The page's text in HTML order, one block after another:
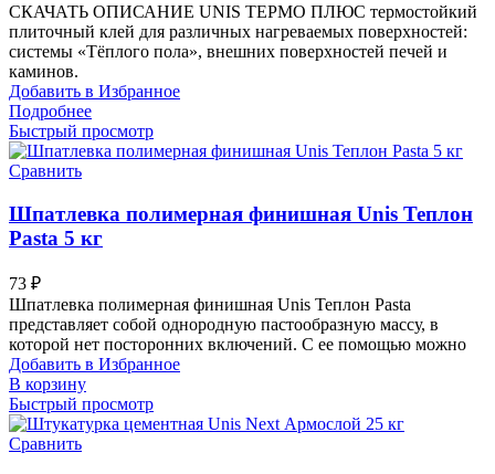
СКАЧАТЬ ОПИСАНИЕ UNIS ТЕРМО ПЛЮС термостойкий
плиточный клей для различных нагреваемых поверхностей:
системы «Тёплого пола», внешних поверхностей печей и
каминов.
Добавить в Избранное
Подробнее
Быстрый просмотр
Сравнить
Шпатлевка полимерная финишная Unis Теплон
Pasta 5 кг
73 ₽
Шпатлевка полимерная финишная Unis Теплон Pasta
представляет собой однородную пастообразную массу, в
которой нет посторонних включений. С ее помощью можно
Добавить в Избранное
В корзину
Быстрый просмотр
Сравнить